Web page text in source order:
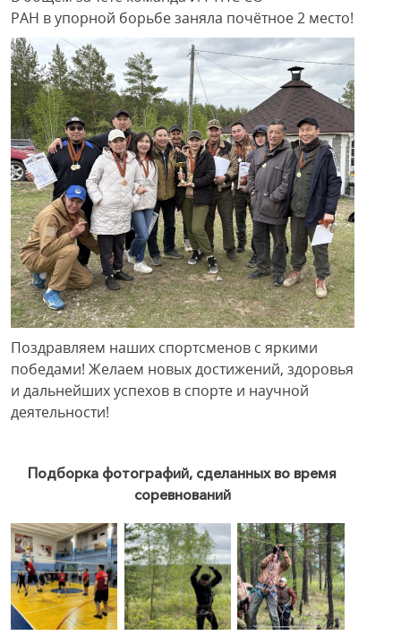
РАН в упорной борьбе заняла почётное 2 место!
Поздравляем наших спортсменов с яркими
победами! Желаем новых достижений, здоровья
и дальнейших успехов в спорте и научной
деятельности!
Подборка фотографий, сделанных во время
соревнований